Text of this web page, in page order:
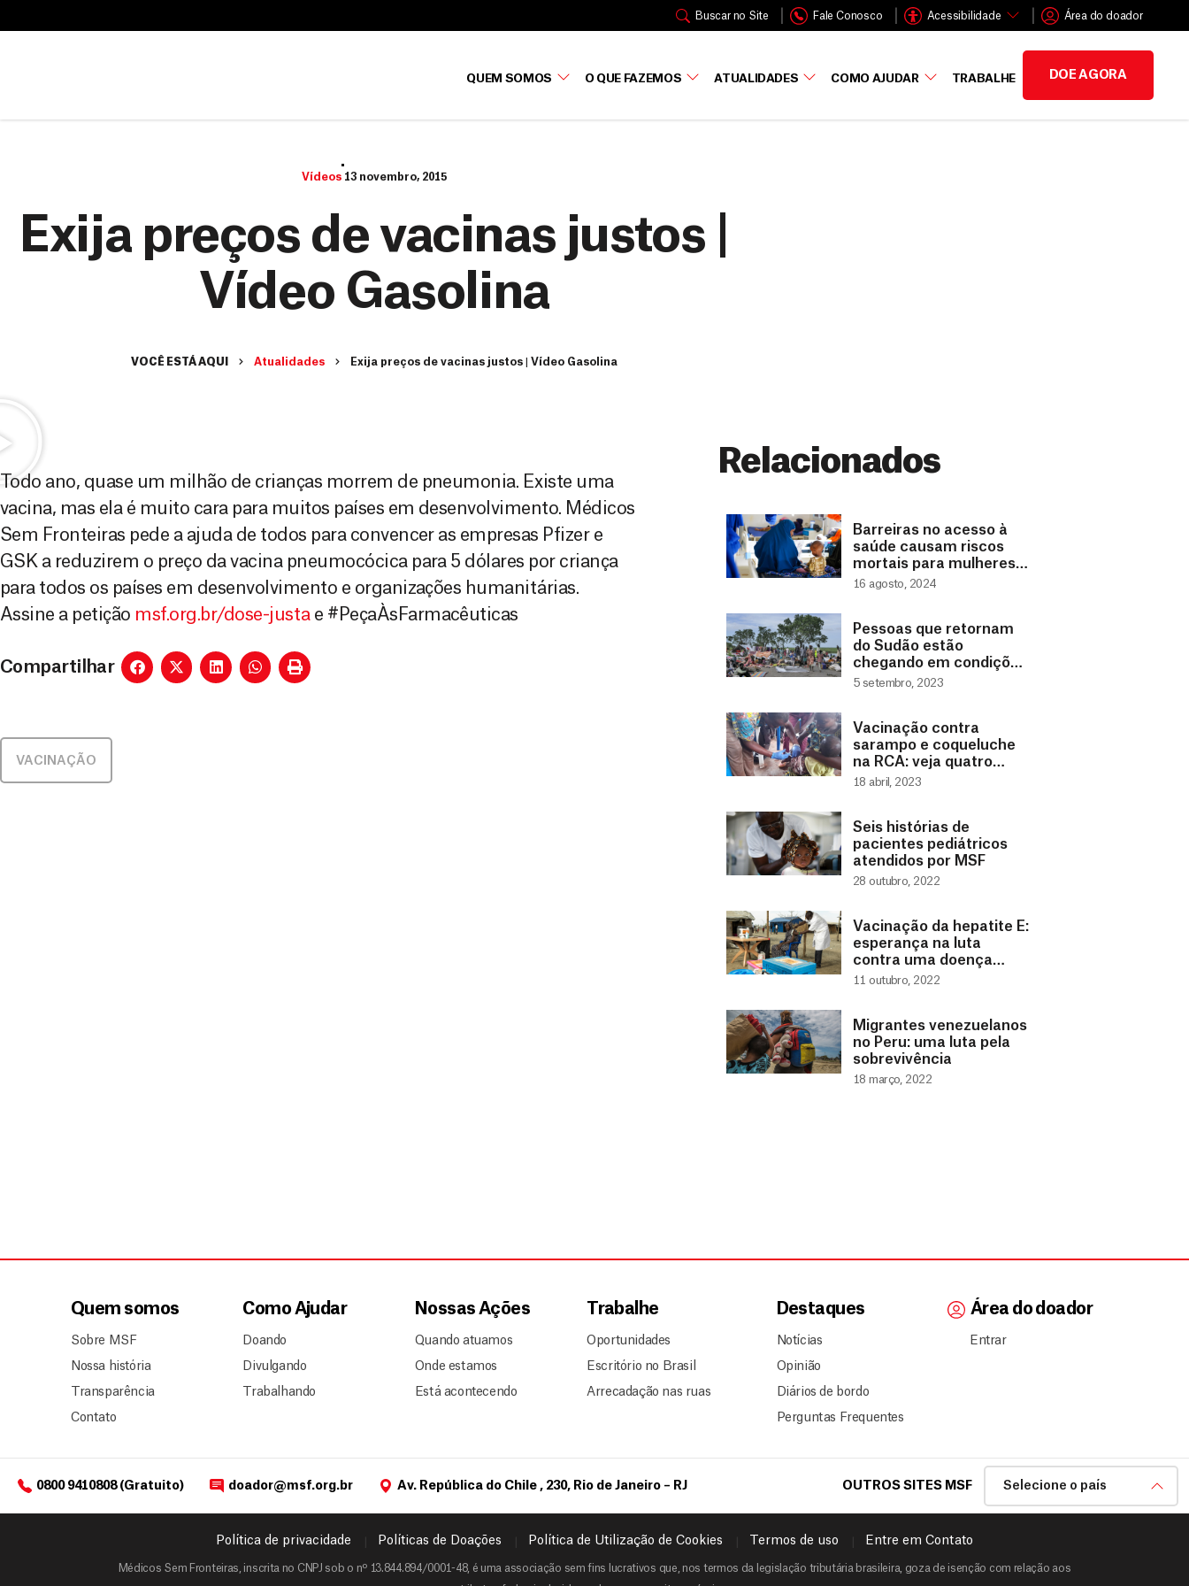
Buscar no Site Fale Conosco Acessibilidade Área do doador
QUEM SOMOS O QUE FAZEMOS ATUALIDADES COMO AJUDAR TRABALHE DOE AGORA
c
Vídeos 13 novembro, 2015
Exija preços de vacinas justos |
Vídeo Gasolina
VOCÊ ESTÁ AQUI Atualidades Exija preços de vacinas justos | Vídeo Gasolina
Todo ano, quase um milhão de crianças morrem de pneumonia. Existe uma
vacina, mas ela é muito cara para muitos países em desenvolvimento. Médicos
Sem Fronteiras pede a ajuda de todos para convencer as empresas Pfizer e
GSK a reduzirem o preço da vacina pneumocócica para 5 dólares por criança
para todos os países em desenvolvimento e organizações humanitárias.
Assine a petição msf.org.br/dose-justae ‪#‎PeçaÀsFarmacêuticas‬
Compartilhar
VACINAÇÃO
Relacionados
Barreiras no acesso à
saúde causam riscos
mortais para mulheres e
crianças na Somália
16 agosto, 2024
Pessoas que retornam
do Sudão estão
chegando em condições
de saúde alarmantes
5 setembro, 2023
Vacinação contra
sarampo e coqueluche
na RCA: veja quatro
fases da atuação de
18 abril, 2023
Seis histórias de
pacientes pediátricos
atendidos por MSF
28 outubro, 2022
Vacinação da hepatite E:
esperança na luta
contra uma doença
negligenciada
11 outubro, 2022
Migrantes venezuelanos
no Peru: uma luta pela
sobrevivência
18 março, 2022
Quem somos
Sobre MSF
Nossa história
Transparência
Contato
Como Ajudar
Doando
Divulgando
Trabalhando
Nossas Ações
Quando atuamos
Onde estamos
Está acontecendo
Trabalhe
Oportunidades
Escritório no Brasil
Arrecadação nas ruas
Destaques
Notícias
Opinião
Diários de bordo
Perguntas Frequentes
Área do doador
Entrar
0800 9410808 (Gratuito) doador@msf.org.br Av. República do Chile , 230, Rio de Janeiro – RJ OUTROS SITES MSF Selecione o país
Política de privacidade Políticas de Doações Política de Utilização de Cookies Termos de uso Entre em Contato
Médicos Sem Fronteiras, inscrita no CNPJ sob o nº 13.844.894/0001-48, é uma associação sem fins lucrativos que, nos termos da legislação tributária brasileira, goza de isenção com relação aos
a